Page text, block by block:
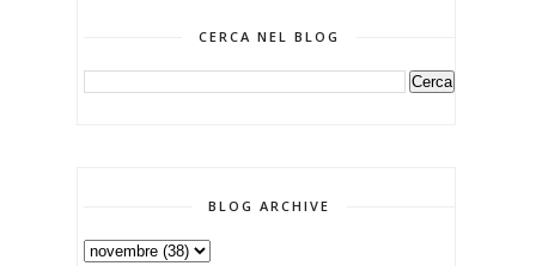
CERCA NEL BLOG
BLOG ARCHIVE